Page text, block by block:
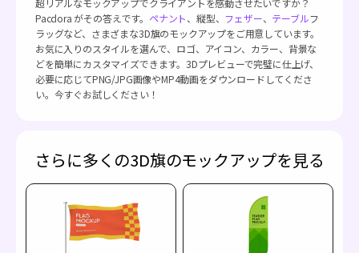
Pacdora がその答えです。 ペナント、縦型、 フェザー、 テーブルフ
ラッグなど、さまざまな3D旗のモックアップをご用意しています。
お気に入りのスタイルを選んで、ロゴ、アイコン、カラー、背景な
どを簡単にカスタマイズできます。3Dプレビューで完璧に仕上げ、
必要に応じてPNG/JPG画像やMP4動画をダウンロードしてくださ
い。今すぐお試しください！
さらに多くの3D旗のモックアップを見る